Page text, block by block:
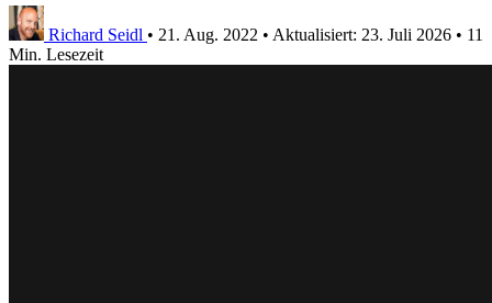
Richard Seidl • 21. Aug. 2022 • Aktualisiert: 23. Juli 2026 • 11
Min. Lesezeit